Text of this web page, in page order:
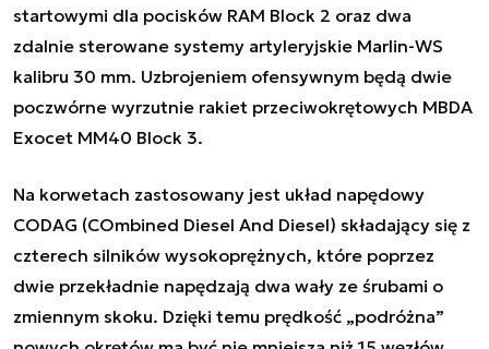
startowymi dla pocisków RAM Block 2 oraz dwa
zdalnie sterowane systemy artyleryjskie Marlin-WS
kalibru 30 mm. Uzbrojeniem ofensywnym będą dwie
poczwórne wyrzutnie rakiet przeciwokrętowych MBDA
Exocet MM40 Block 3.
Na korwetach zastosowany jest układ napędowy
CODAG (COmbined Diesel And Diesel) składający się z
czterech silników wysokoprężnych, które poprzez
dwie przekładnie napędzają dwa wały ze śrubami o
zmiennym skoku. Dzięki temu prędkość „podróżna”